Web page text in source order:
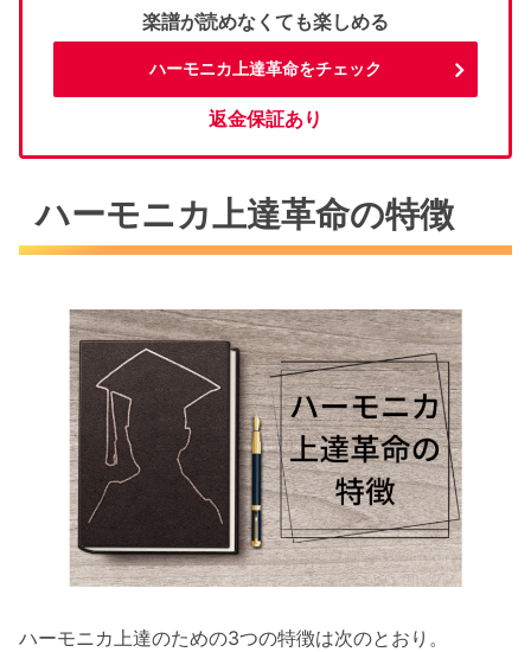
楽譜が読めなくても楽しめる
ハーモニカ上達革命をチェック
返金保証あり
ハーモニカ上達革命の特徴
ハーモニカ上達のための3つの特徴は次のとおり。